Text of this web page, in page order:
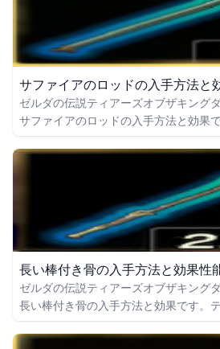
サファイアのロッドの入手方法と
ゼルダの伝説ティアーズオブザキング
サファイアのロッドの入手方法と効果
や攻撃力についても掲載しています。
長い棒付き骨の入手方法と効果性
ゼルダの伝説ティアーズオブザキング
長い棒付き骨の入手方法と効果です。
掲載しています。